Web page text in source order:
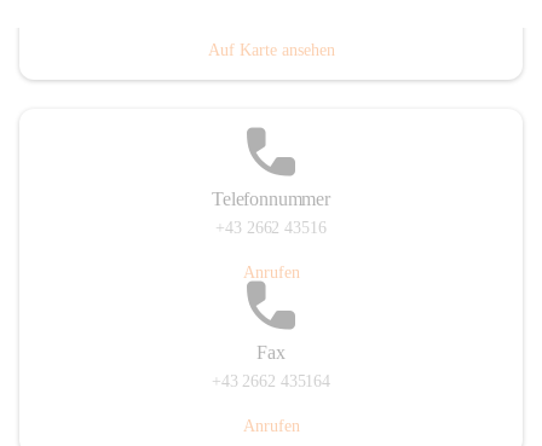
Auf Karte ansehen
Telefonnummer
+43 2662 43516
Anrufen
Fax
+43 2662 435164
Anrufen